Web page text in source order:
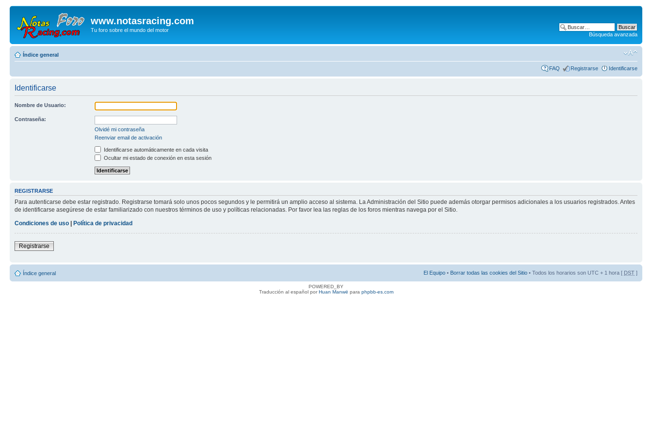
www.notasracing.com
Tu foro sobre el mundo del motor
Búsqueda avanzada
Índice general
FAQ Registrarse Identificarse
Identificarse
Nombre de Usuario:
Contraseña:
Olvidé mi contraseña
Reenviar email de activación
Identificarse automáticamente en cada visita
Ocultar mi estado de conexión en esta sesión
REGISTRARSE
Para autenticarse debe estar registrado. Registrarse tomará solo unos pocos segundos y le permitirá un amplio acceso al sistema. La Administración del Sitio puede además otorgar permisos adicionales a los usuarios registrados. Antes
de identificarse asegúrese de estar familiarizado con nuestros términos de uso y políticas relacionadas. Por favor lea las reglas de los foros mientras navega por el Sitio.
Condiciones de uso
Política de privacidad
Registrarse
Índice general El Equipo • Borrar todas las cookies del Sitio • Todos los horarios son UTC + 1 hora [ DST ]
POWERED_BY
Traducción al español porHuan Manwë para phpbb-es.com